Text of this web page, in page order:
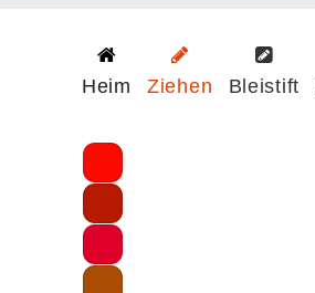
Heim Ziehen Bleistift